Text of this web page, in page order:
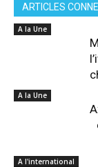
ARTICLES
A la Une
A la Une
A l'international